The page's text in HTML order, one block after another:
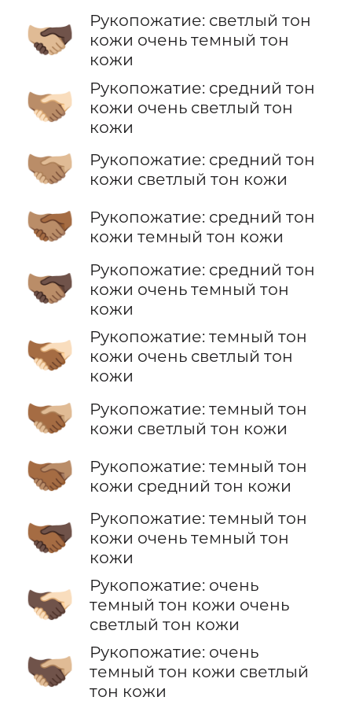
🫱🏼‍🫲🏿
Рукопожатие: светлый тон
кожи очень темный тон
кожи
🫱🏽‍🫲🏻
Рукопожатие: средний тон
кожи очень светлый тон
кожи
🫱🏽‍🫲🏼
Рукопожатие: средний тон
кожи светлый тон кожи
🫱🏽‍🫲🏾
Рукопожатие: средний тон
кожи темный тон кожи
🫱🏽‍🫲🏿
Рукопожатие: средний тон
кожи очень темный тон
кожи
🫱🏾‍🫲🏻
Рукопожатие: темный тон
кожи очень светлый тон
кожи
🫱🏾‍🫲🏼
Рукопожатие: темный тон
кожи светлый тон кожи
🫱🏾‍🫲🏽
Рукопожатие: темный тон
кожи средний тон кожи
🫱🏾‍🫲🏿
Рукопожатие: темный тон
кожи очень темный тон
кожи
🫱🏿‍🫲🏻
Рукопожатие: очень
темный тон кожи очень
светлый тон кожи
🫱🏿‍🫲🏼
Рукопожатие: очень
темный тон кожи светлый
тон кожи